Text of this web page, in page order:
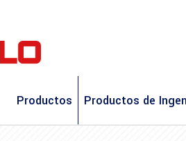
Productos Productos de